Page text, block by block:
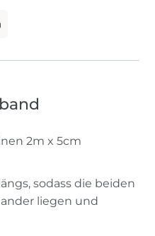
2m x 5cm
sodass die beiden
liegen und